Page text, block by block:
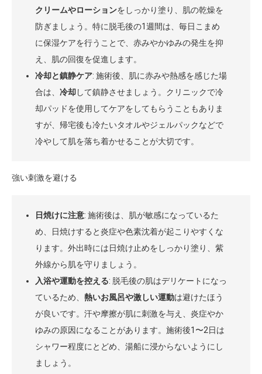
クリームやローションをしっかり塗り、肌の乾燥を
防ぎましょう。特に脱毛後の1週間は、毎日こまめ
に保湿ケアを行うことで、赤みやかゆみの発生を抑
え、肌の回復を促進します。
冷却と鎮静ケア: 施術後、肌に赤みや熱感を感じた場
合は、 冷却 して鎮静させましょう。クリニックで冷
却パッドを使用してケアをしてもらうこともありま
すが、帰宅後も冷たいタオルやジェルパックなどで
冷やして肌を落ち着かせることが大切です。
強い刺激を避ける
日焼けに注意: 施術後は、肌が敏感になっているた
め、日焼けすると炎症や色素沈着が起こりやすくな
ります。外出時には日焼け止めをしっかり塗り、紫
外線から肌を守りましょう。
入浴や運動を控える: 脱毛後の肌はデリケートになっ
ているため、 熱いお風呂や激しい運動は避けたほう
が良いです。汗や摩擦が肌に刺激を与え、炎症やか
ゆみの原因になることがあります。施術後1〜2日は
シャワー程度にとどめ、湯船に浸からないようにし
ましょう。